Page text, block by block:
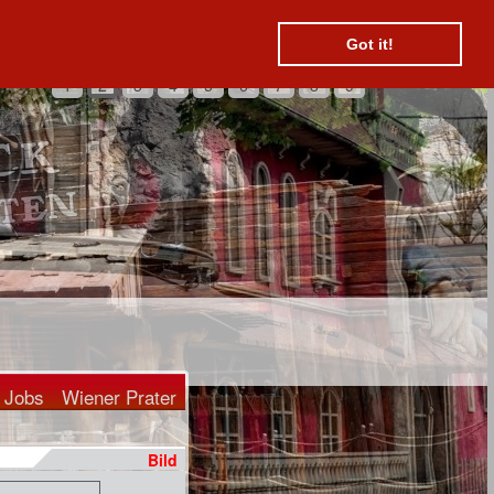
Got it!
9
8
7
6
5
4
3
2
1
Wiener Prater
Jobs
Bild